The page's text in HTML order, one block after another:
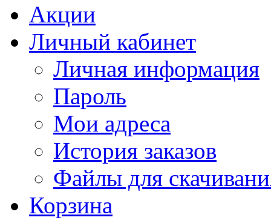
Акции
Личный кабинет
Личная информация
Пароль
Мои адреса
История заказов
Файлы для
Корзина